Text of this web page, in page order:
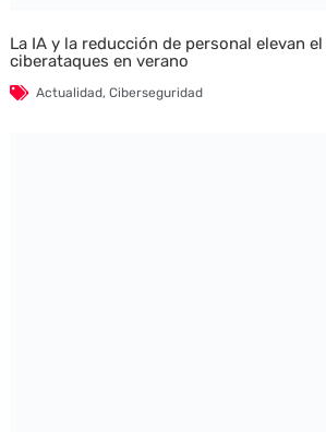
La IA y la reducción de personal elevan
ciberataques en verano
Actualidad, Ciberseguridad